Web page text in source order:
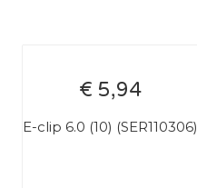
€ 5,94
E-clip 6.0 (10) (SER110306)